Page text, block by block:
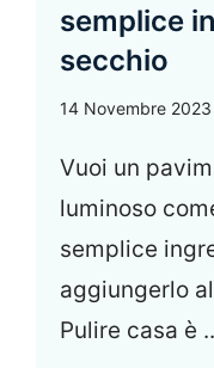
semplice
secchio
14 Novembre 2023
Vuoi un
luminoso
semplice
aggiungerlo
Pulire casa è